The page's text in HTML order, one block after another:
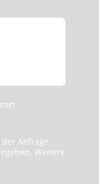
Anfrage
Weitere